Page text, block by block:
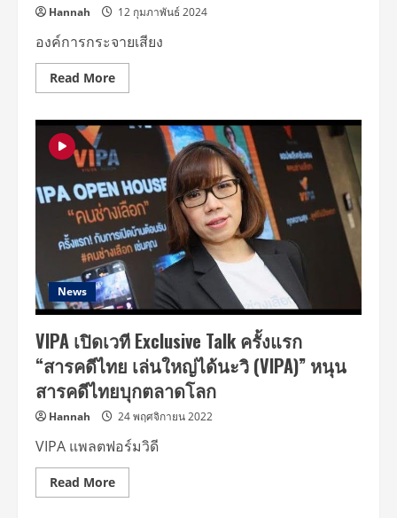
Hannah 12 กุมภาพันธ์ 2024
องค์การกระจายเสียง
Read MoreRead
more
พี
เอส
ร่วม
กับ
บริษัท
ส
ตาร์
ฟีนิกซ์
ถือ
ฤกษ์
ดี!!!
จัด
พิธี
บวงสรวง
2
ใหม่
“รถ
ราง
เที่ยว
สุดท้าย”
และ
“รู้จัก
พี่
ยาใจ
ไหม
News
VIPA เปิดเวที Exclusive Talk ครั้งแรก
“สารคดีไทย เล่นใหญ่ได้นะวิ (VIPA)” หนุน
สารคดีไทยบุกตลาดโลก
Hannah 24 พฤศจิกายน 2022
VIPA แพลตฟอร์มวิดี
Read MoreRead
more